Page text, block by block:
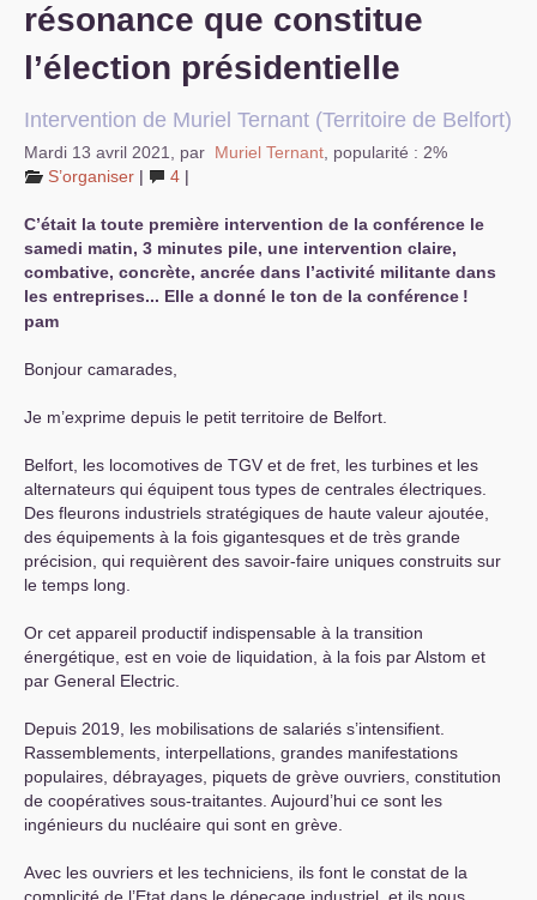
résonance que constitue
l’élection présidentielle
Intervention de Muriel Ternant (Territoire de Belfort)
Mardi 13 avril 2021 par Muriel Ternant popularité : 2%
S’organiser | 4 |
C’était la toute première intervention de la conférence le
samedi matin, 3 minutes pile, une intervention claire,
combative, concrète, ancrée dans l’activité militante dans
les entreprises... Elle a donné le ton de la conférence !
pam
Bonjour camarades,
Je m’exprime depuis le petit territoire de Belfort.
Belfort, les locomotives de TGV et de fret, les turbines et les
alternateurs qui équipent tous types de centrales électriques.
Des fleurons industriels stratégiques de haute valeur ajoutée,
des équipements à la fois gigantesques et de très grande
précision, qui requièrent des savoir-faire uniques construits sur
le temps long.
Or cet appareil productif indispensable à la transition
énergétique, est en voie de liquidation, à la fois par Alstom et
par General Electric.
Depuis 2019, les mobilisations de salariés s’intensifient.
Rassemblements, interpellations, grandes manifestations
populaires, débrayages, piquets de grève ouvriers, constitution
de coopératives sous-traitantes. Aujourd’hui ce sont les
ingénieurs du nucléaire qui sont en grève.
Avec les ouvriers et les techniciens, ils font le constat de la